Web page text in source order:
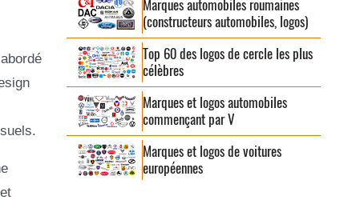
Marques automobiles roumaines
(constructeurs automobiles, logos)
Top 60 des logos de cercle les plus
célèbres
Marques et logos automobiles
commençant par V
Marques et logos de voitures
européennes